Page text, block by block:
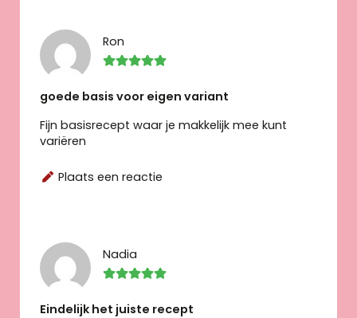
Ron
goede basis voor eigen variant
Fijn basisrecept waar je makkelijk mee kunt
variëren
Plaats een reactie
Nadia
Eindelijk het juiste recept